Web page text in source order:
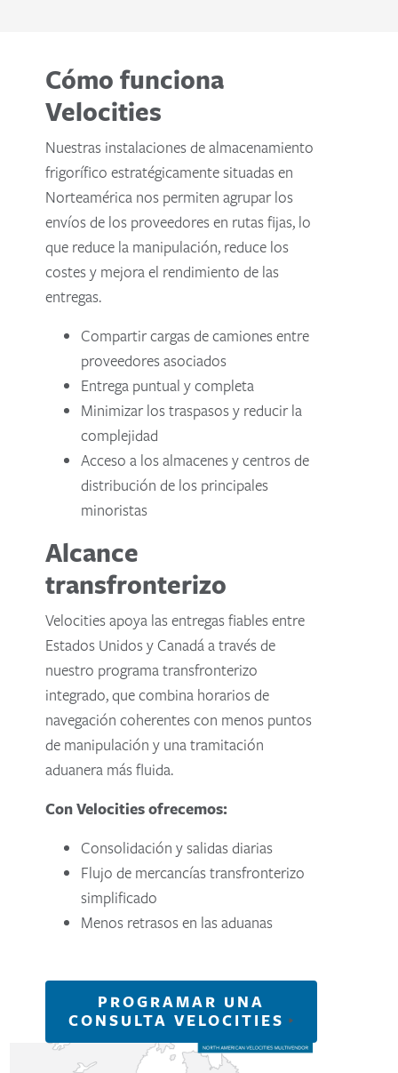
Cómo funciona
Velocities
Nuestras instalaciones de almacenamiento
frigorífico estratégicamente situadas en
Norteamérica nos permiten agrupar los
envíos de los proveedores en rutas fijas, lo
que reduce la manipulación, reduce los
costes y mejora el rendimiento de las
entregas.
Compartir cargas de camiones entre
proveedores asociados
Entrega puntual y completa
Minimizar los traspasos y reducir la
complejidad
Acceso a los almacenes y centros de
distribución de los principales
minoristas
Alcance
transfronterizo
Velocities apoya las entregas fiables entre
Estados Unidos y Canadá a través de
nuestro programa transfronterizo
integrado, que combina horarios de
navegación coherentes con menos puntos
de manipulación y una tramitación
aduanera más fluida.
Con Velocities ofrecemos:
Consolidación y salidas diarias
Flujo de mercancías transfronterizo
simplificado
Menos retrasos en las aduanas
PROGRAMAR UNA
CONSULTA VELOCITIES